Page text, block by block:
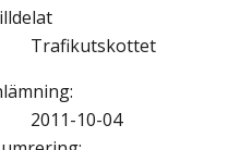
Trafikutskottet
:
2011-10-04